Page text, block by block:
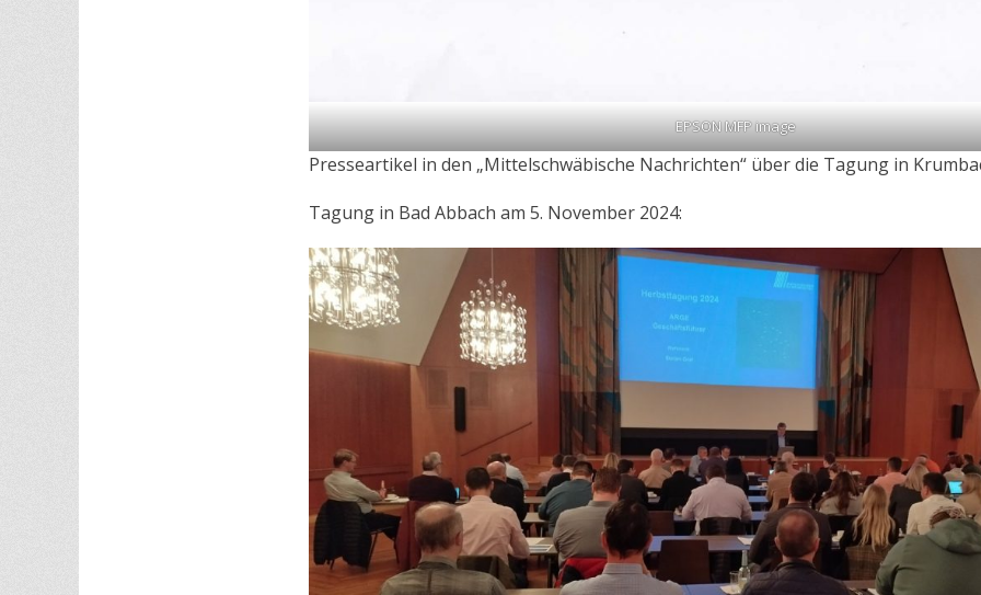
EPSON MFP image
Presseartikel in den „Mittelschwäbische Nachrichten“ über die Tagung in
Tagung in Bad Abbach am 5. November 2024: